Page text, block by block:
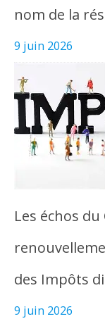
nom de la
9 juin 2026
Les échos du
des Impôts
9 juin 2026